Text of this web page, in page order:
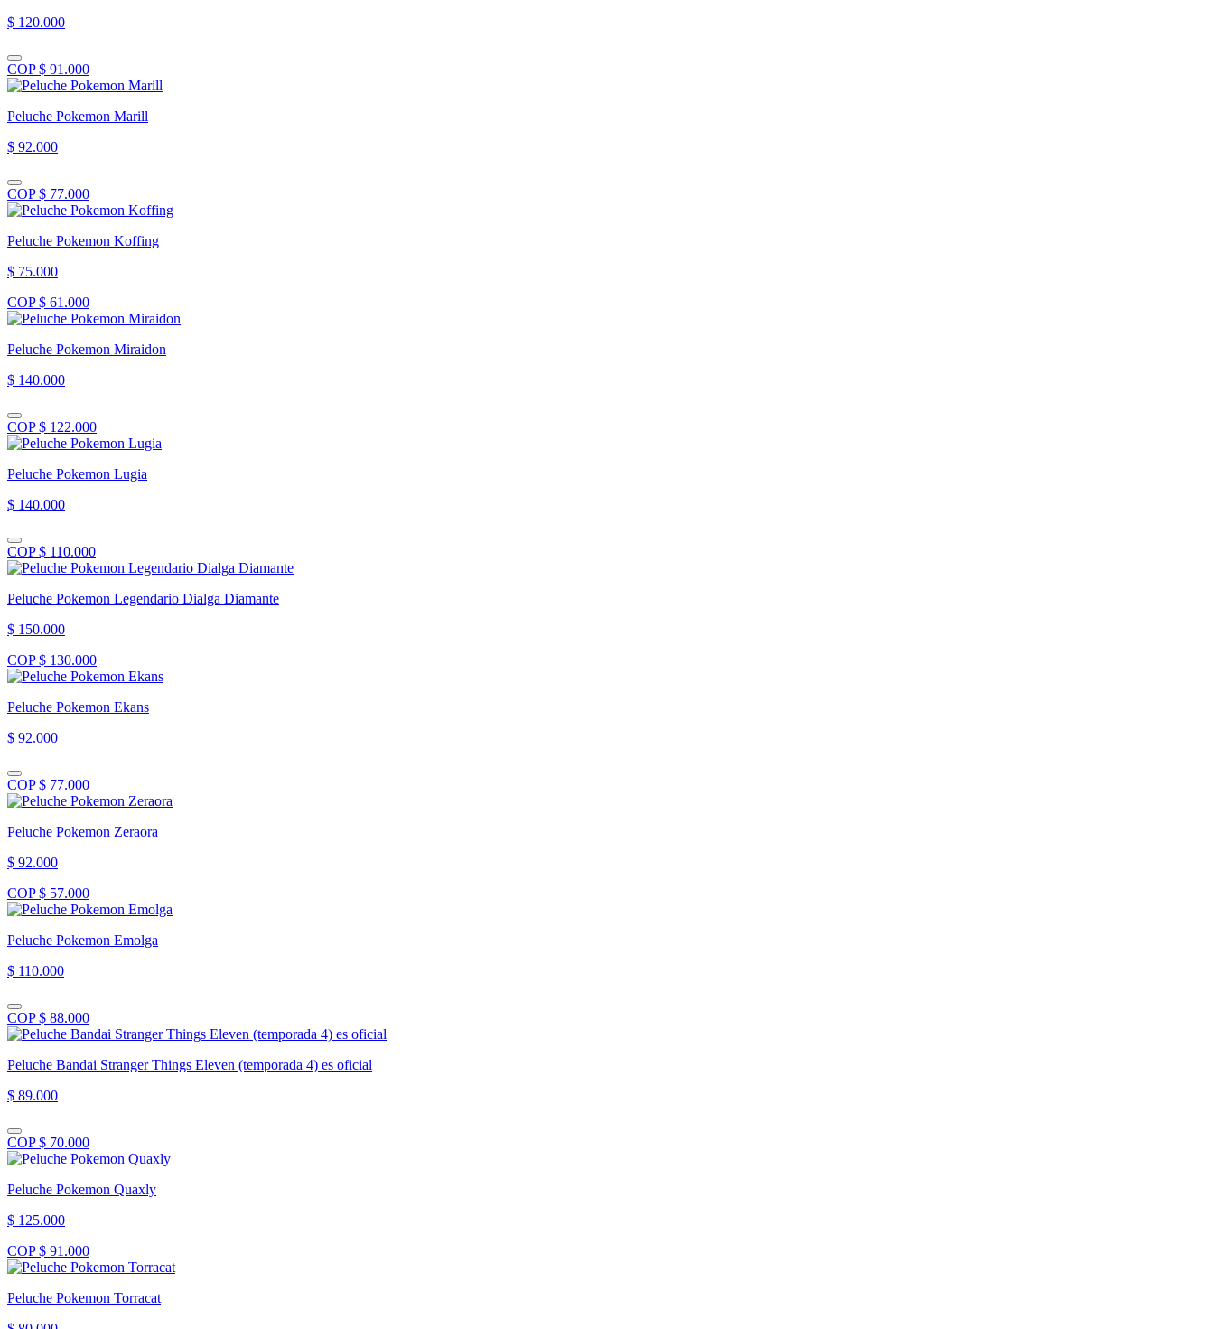
$ 120.000
COP $ 91.000
Peluche Pokemon Marill
$ 92.000
COP $ 77.000
Peluche Pokemon Koffing
$ 75.000
COP $ 61.000
Peluche Pokemon Miraidon
$ 140.000
COP $ 122.000
Peluche Pokemon Lugia
$ 140.000
COP $ 110.000
Peluche Pokemon Legendario Dialga Diamante
$ 150.000
COP $ 130.000
Peluche Pokemon Ekans
$ 92.000
COP $ 77.000
Peluche Pokemon Zeraora
$ 92.000
COP $ 57.000
Peluche Pokemon Emolga
$ 110.000
COP $ 88.000
Peluche Bandai Stranger Things Eleven (temporada 4) es oficial
$ 89.000
COP $ 70.000
Peluche Pokemon Quaxly
$ 125.000
COP $ 91.000
Peluche Pokemon Torracat